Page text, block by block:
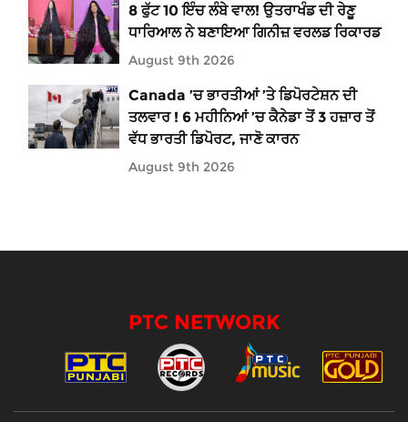
8 ਫੁੱਟ 10 ਇੰਚ ਲੰਬੇ ਵਾਲ! ਉਤਰਾਖੰਡ ਦੀ ਰੇਣੂ
ਧਾਰਿਆਲ ਨੇ ਬਣਾਇਆ ਗਿਨੀਜ਼ ਵਰਲਡ ਰਿਕਾਰਡ
August 9th 2026
Canada ’ਚ ਭਾਰਤੀਆਂ ’ਤੇ ਡਿਪੋਰਟੇਸ਼ਨ ਦੀ
ਤਲਵਾਰ ! 6 ਮਹੀਨਿਆਂ ’ਚ ਕੈਨੇਡਾ ਤੋਂ 3 ਹਜ਼ਾਰ ਤੋਂ
ਵੱਧ ਭਾਰਤੀ ਡਿਪੋਰਟ, ਜਾਣੋ ਕਾਰਨ
August 9th 2026
PTC NETWORK